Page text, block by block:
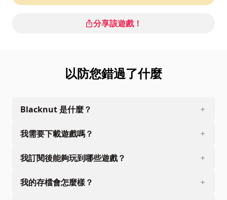
分享該遊戲！
以防您錯過了什麼
Blacknut 是什麼？
我需要下載遊戲嗎？
我訂閱後能夠玩到哪些遊戲？
我的存檔會怎麼樣？